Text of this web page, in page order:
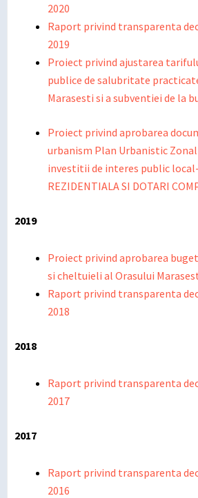
2020
Raport privind transparenta
2019
Proiect privind ajustarea
publice de salubritate
Marasesti si a subventiei de la
Proiect privind aprobarea
urbanism Plan Urbanistic
investitii de interes public
REZIDENTIALA SI DOTARI
2019
Proiect privind aprobarea
si cheltuieli al Orasului
Raport privind transparenta
2018
2018
Raport privind transparenta
2017
2017
Raport privind transparenta
2016